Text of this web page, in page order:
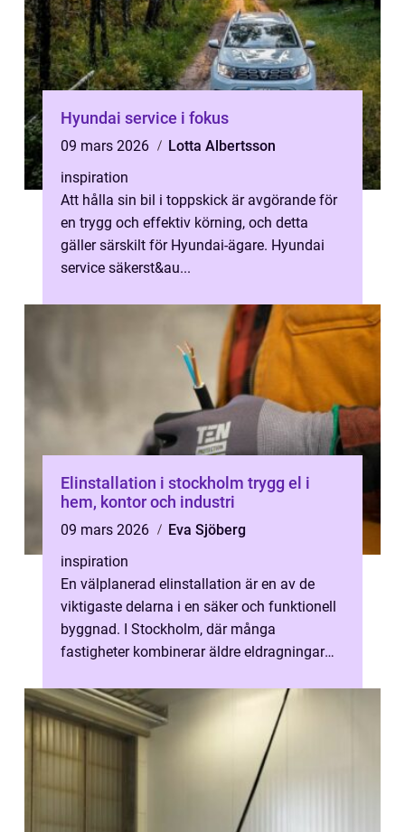
Hyundai service i fokus
09 mars 2026
Lotta Albertsson
inspiration
Att hålla sin bil i toppskick är avgörande för
en trygg och effektiv körning, och detta
gäller särskilt för Hyundai-ägare. Hyundai
service säkerst&au...
Elinstallation i stockholm trygg el i
hem, kontor och industri
09 mars 2026
Eva Sjöberg
inspiration
En välplanerad elinstallation är en av de
viktigaste delarna i en säker och funktionell
byggnad. I Stockholm, där många
fastigheter kombinerar äldre eldragningar